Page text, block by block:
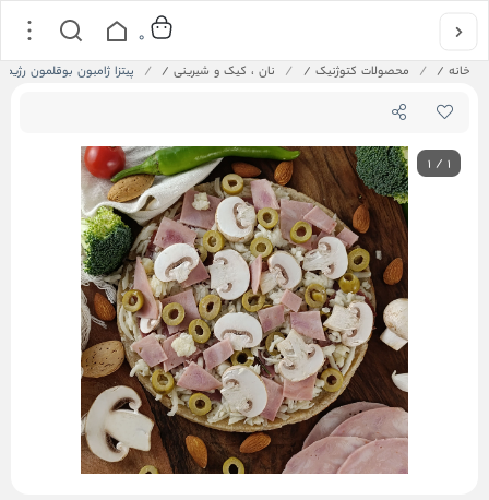
خانه / محصولات کتوژنیک / نان ، کیک و شیرینی / پیتزا ژامبون بوقلمون
0
1 / 1